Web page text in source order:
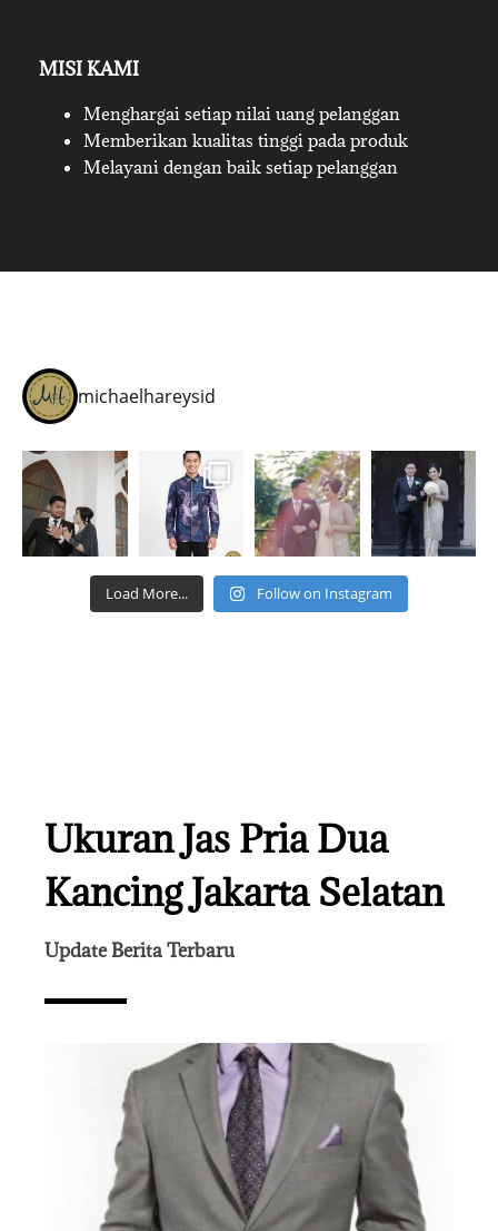
MISI KAMI
Menghargai setiap nilai uang pelanggan
Memberikan kualitas tinggi pada produk
Melayani dengan baik setiap pelanggan
michaelhareysid
Load More... Follow on Instagram
Ukuran Jas Pria Dua
Kancing Jakarta Selatan
Update Berita Terbaru